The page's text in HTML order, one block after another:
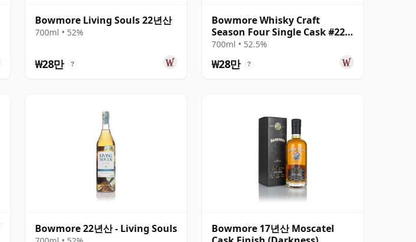
Bowmore Living Souls 22년산
700ml • 52%
₩28만 ?
Bowmore Whisky Craft
Season Four Single Cask #22
22년산
700ml • 52.5%
₩28만 ?
Bowmore 22년산 - Living Souls
Bowmore 17년산 Moscatel